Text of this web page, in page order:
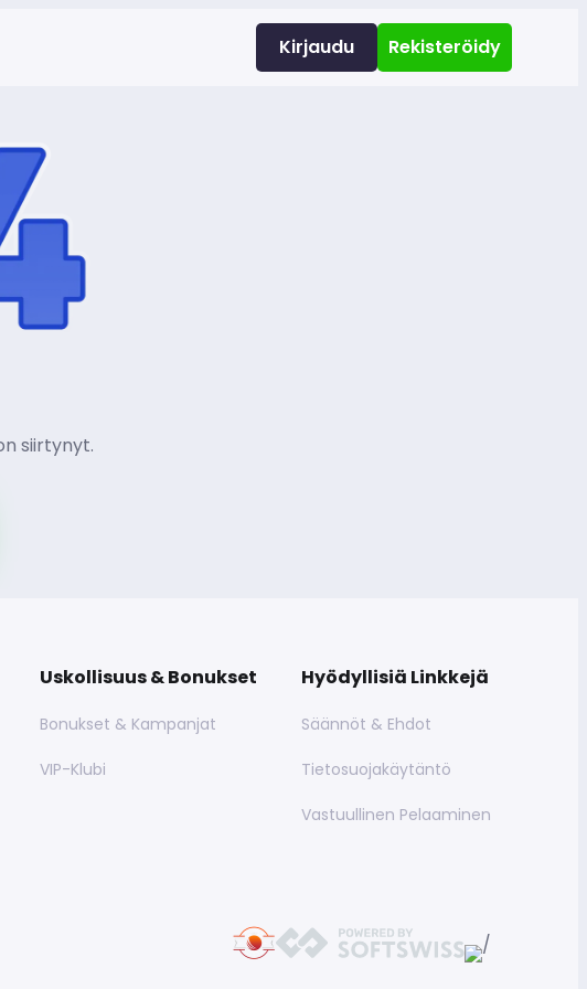
Kirjaudu Rekisteröidy
siirtynyt.
Uskollisuus & Bonukset
Bonukset & Kampanjat
VIP-Klubi
Hyödyllisiä Linkkejä
Säännöt & Ehdot
Tietosuojakäytäntö
Vastuullinen Pelaaminen